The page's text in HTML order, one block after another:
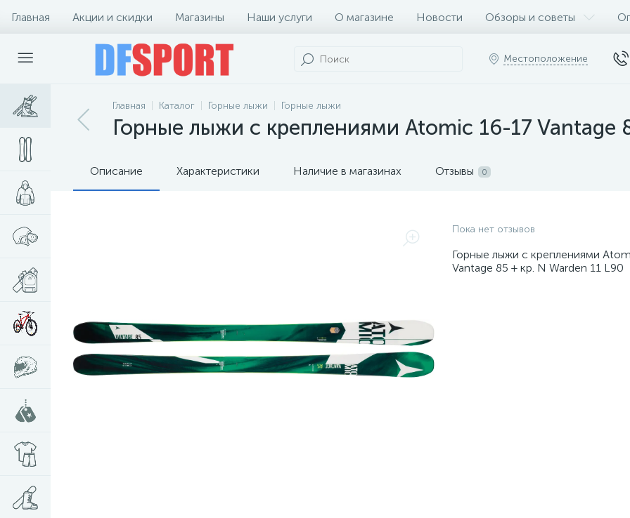
Главная Акции и скидки Магазины Наши услуги О магазине Новости Обзоры и советы
Местоположение
Главная Каталог Горные лыжи Горные лыжи
Горные лыжи с креплениями Atomic 16-17 Vantage
Описание Характеристики Наличие в магазинах Отзывы 0
Пока нет отзывов
Горные лыжи с креплениями
Vantage 85 + кр. N Warden 11 L90